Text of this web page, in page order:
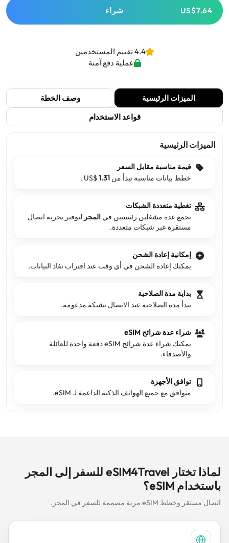
شراء US$7.64
4.4 تقييم المستخدمين
عملية دفع آمنة
الميزات الرئيسية
وصف الخطة
قواعد الاستخدام
الميزات الرئيسية
قيمة مناسبة مقابل السعر
خطط بيانات مناسبة تبدأ من US$ 1.31
.
تغطية متعددة الشبكات
تجمع عدة مشغلين رئيسيين في المجر لتوفير تجربة اتصال
مستقرة عبر شبكات متعددة.
إمكانية إعادة الشحن
يمكنك إعادة الشحن في أي وقت عند اقتراب نفاد البيانات.
بداية مدة الصلاحية
تبدأ مدة الصلاحية عند الاتصال بشبكة مدعومة.
شراء عدة شرائح eSIM
يمكنك شراء عدة شرائح eSIM دفعة واحدة للعائلة
والأصدقاء.
توافق الأجهزة
متوافق مع جميع الهواتف الذكية الداعمة لـ eSIM.
لماذا تختار eSIM4Travel للسفر إلى المجر
باستخدام eSIM؟
اتصال مستقر وخطط eSIM مرنة مصممة للسفر في المجر.